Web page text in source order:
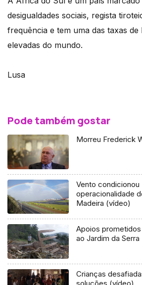
desigualdades sociais, regista
frequência e tem uma das taxas de
elevadas do mundo.
Lusa
Pode também gostar
Morreu Frederick
Vento condicionou
operacionalidade
Madeira (vídeo)
Apoios
ao Jardim da
Crianças